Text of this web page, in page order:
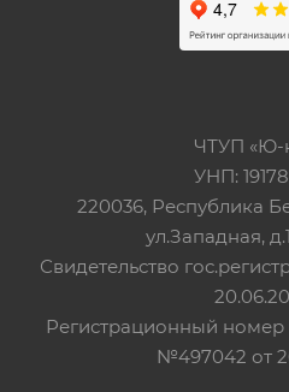
ЧТУП «Ю-
УНП:
220036, Республика
ул.Западная,
Свидетельство
Регистрационный номер
№497042 от